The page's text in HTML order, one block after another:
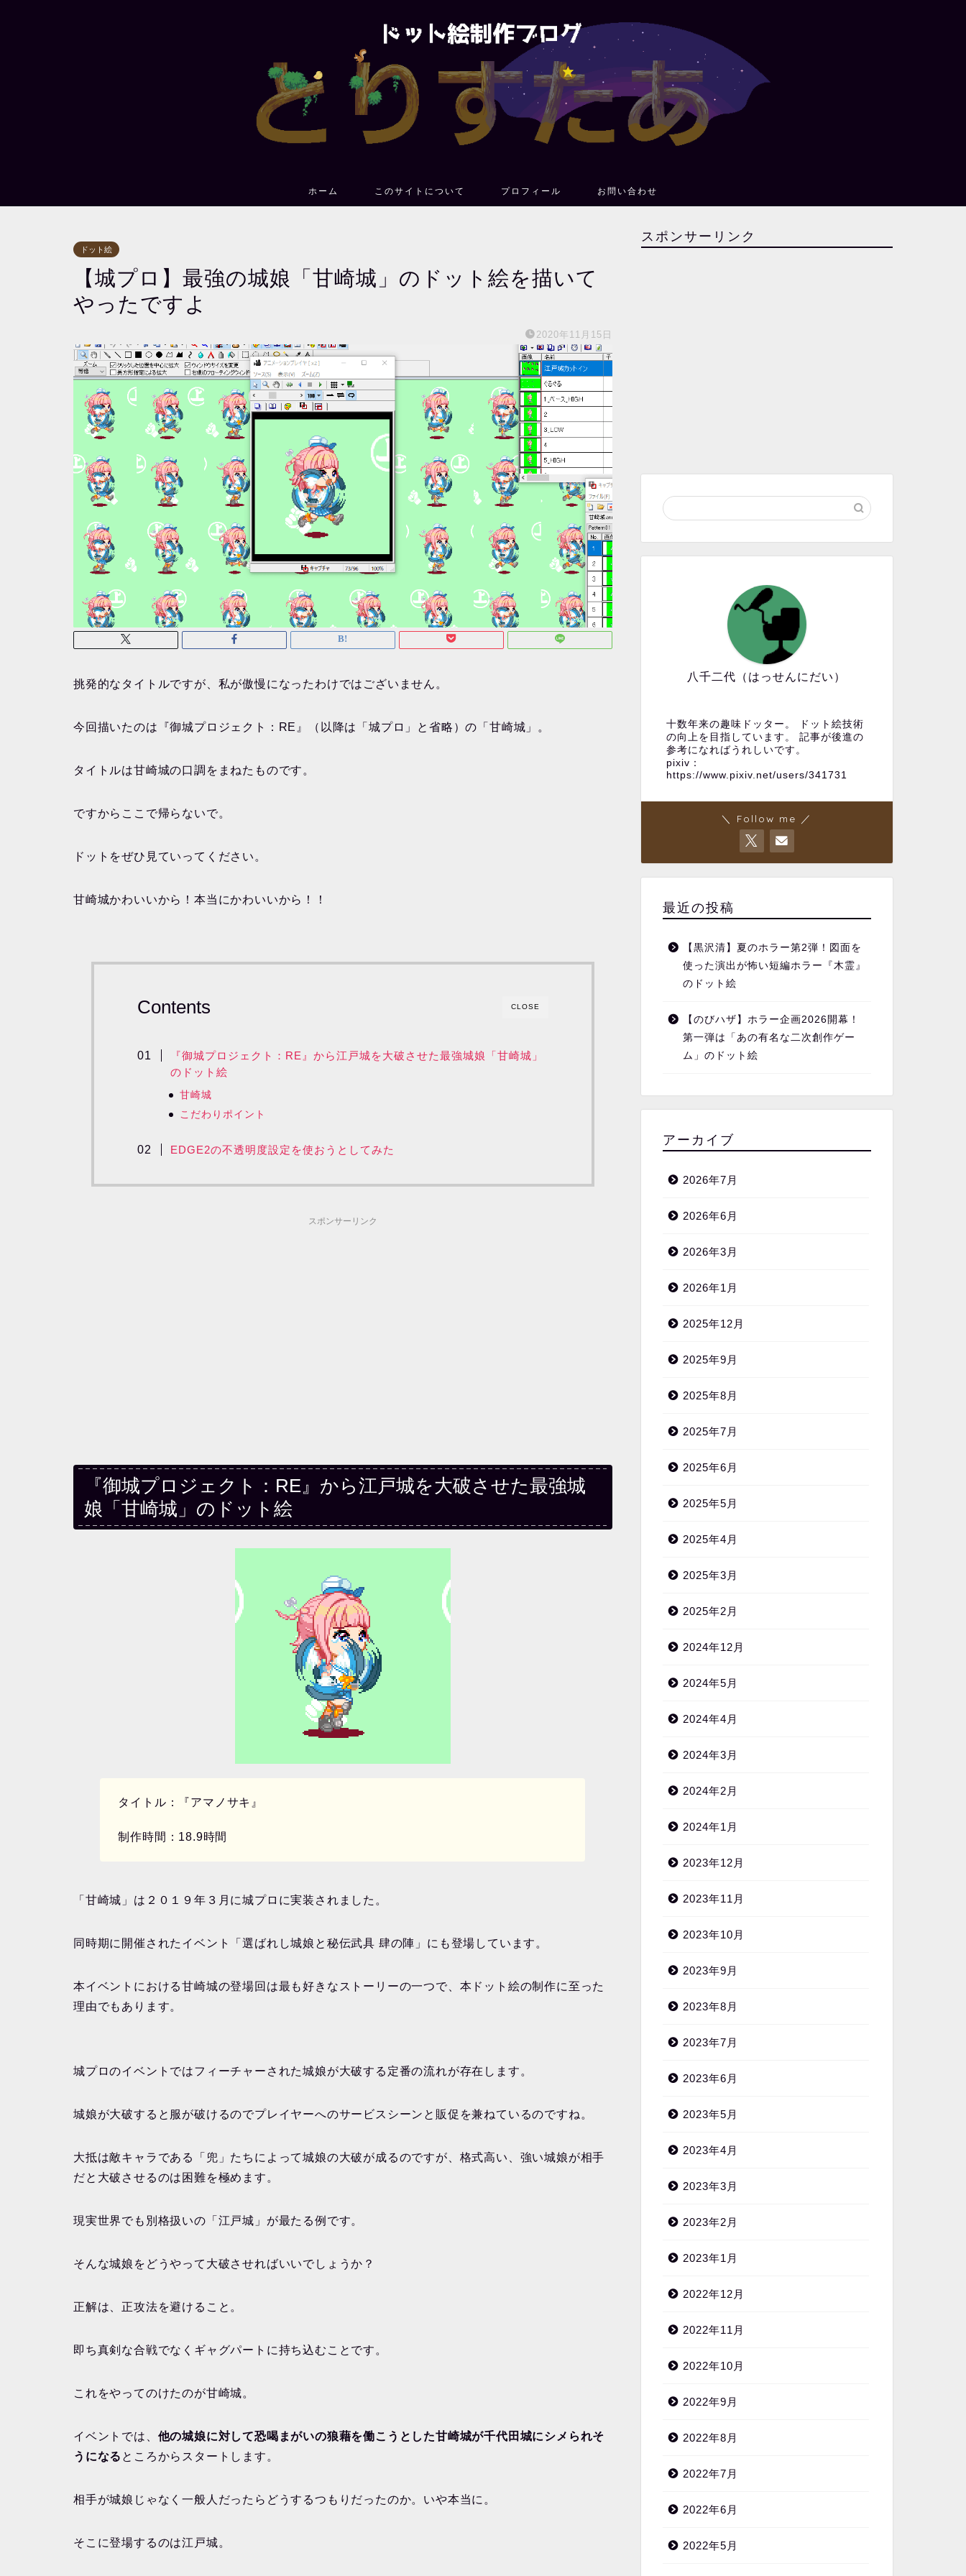
ホーム このサイトについて プロフィール お問い合わせ
ドット絵
【城プロ】最強の城娘「甘崎城」のドット絵を描いて
やったですよ
2020年11月15日
挑発的なタイトルですが、私が傲慢になったわけではございません。
今回描いたのは『御城プロジェクト：RE』（以降は「城プロ」と省略）の「甘崎城」。
タイトルは甘崎城の口調をまねたものです。
ですからここで帰らないで。
ドットをぜひ見ていってください。
甘崎城かわいいから！本当にかわいいから！！
CLOSE
Contents
『御城プロジェクト：RE』から江戸城を大破させた最強城娘「甘崎城」
のドット絵
甘崎城
こだわりポイント
EDGE2の不透明度設定を使おうとしてみた
スポンサーリンク
『御城プロジェクト：RE』から江戸城を大破させた最強城
娘「甘崎城」のドット絵
タイトル：『アマノサキ』
制作時間：18.9時間
「甘崎城」は２０１９年３月に城プロに実装されました。
同時期に開催されたイベント「選ばれし城娘と秘伝武具 肆の陣」にも登場しています。
本イベントにおける甘崎城の登場回は最も好きなストーリーの一つで、本ドット絵の制作に至った
理由でもあります。
城プロのイベントではフィーチャーされた城娘が大破する定番の流れが存在します。
城娘が大破すると服が破けるのでプレイヤーへのサービスシーンと販促を兼ねているのですね。
大抵は敵キャラである「兜」たちによって城娘の大破が成るのですが、格式高い、強い城娘が相手
だと大破させるのは困難を極めます。
現実世界でも別格扱いの「江戸城」が最たる例です。
そんな城娘をどうやって大破させればいいでしょうか？
正解は、正攻法を避けること。
即ち真剣な合戦でなくギャグパートに持ち込むことです。
これをやってのけたのが甘崎城。
イベントでは、 他の城娘に対して恐喝まがいの狼藉を働こうとした甘崎城が千代田城にシメられそ
うになる ところからスタートします。
相手が城娘じゃなく一般人だったらどうするつもりだったのか。いや本当に。
そこに登場するのは江戸城。
スポンサーリンク
八千二代（はっせんにだい）
十数年来の趣味ドッター。 ドット絵技術
の向上を目指しています。 記事が後進の
参考になればうれしいです。
pixiv：
https://www.pixiv.net/users/341731
＼ Follow me ／
最近の投稿
【黒沢清】夏のホラー第2弾！図面を
使った演出が怖い短編ホラー『木霊』
のドット絵
【のびハザ】ホラー企画2026開幕！
第一弾は「あの有名な二次創作ゲー
ム」のドット絵
アーカイブ
2026年7月
2026年6月
2026年3月
2026年1月
2025年12月
2025年9月
2025年8月
2025年7月
2025年6月
2025年5月
2025年4月
2025年3月
2025年2月
2024年12月
2024年5月
2024年4月
2024年3月
2024年2月
2024年1月
2023年12月
2023年11月
2023年10月
2023年9月
2023年8月
2023年7月
2023年6月
2023年5月
2023年4月
2023年3月
2023年2月
2023年1月
2022年12月
2022年11月
2022年10月
2022年9月
2022年8月
2022年7月
2022年6月
2022年5月